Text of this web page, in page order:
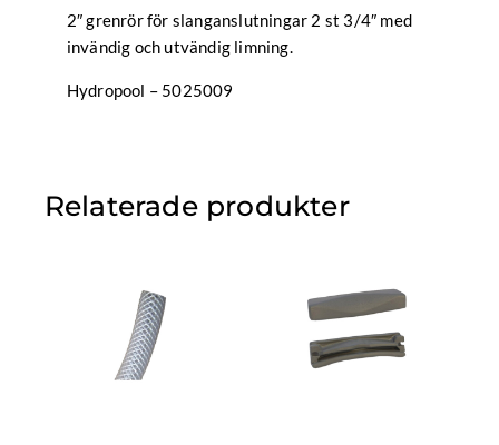
utvändig
limning
mängd
2″ grenrör för slanganslutningar 2 st 3/4″ med
invändig och utvändig limning.
Hydropool – 5025009
Relaterade produkter